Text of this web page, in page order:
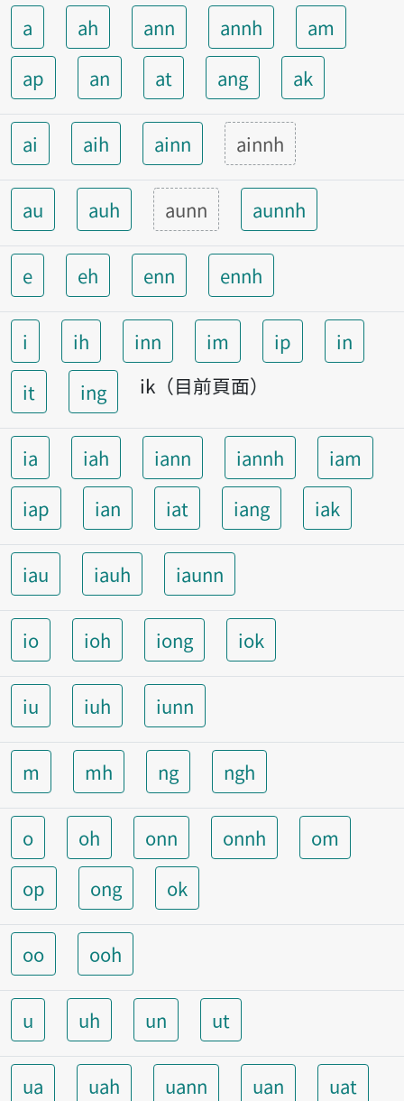
a ah ann annh
am
ap
an at ang ak
ai aih ainn ainnh
au auh aunn aunnh
e eh enn ennh
i ih inn im ip
in
it
ing ik（目前頁面）
ia iah iann iannh
iam
iap
ian iat iang iak
iau iauh iaunn
io ioh iong iok
iu iuh iunn
m mh ng ngh
o oh onn onnh
om
op
ong ok
oo ooh
u uh un ut
ua uah uann uan
uat